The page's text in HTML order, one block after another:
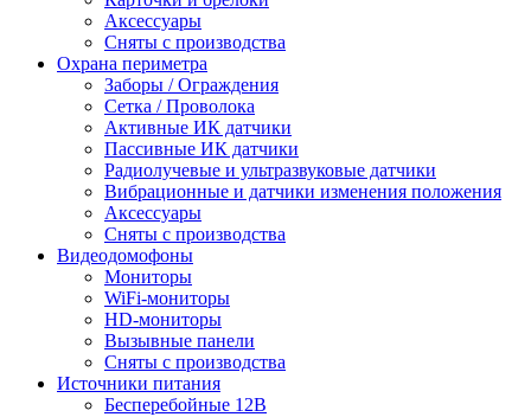
Аксессуары
Сняты с производства
Охрана периметра
Заборы / Ограждения
Сетка / Проволока
Активные ИК датчики
Пассивные ИК датчики
Радиолучевые и ультразвуковые датчики
Вибрационные и датчики изменения положения
Аксессуары
Сняты с производства
Видеодомофоны
Мониторы
WiFi-мониторы
HD-мониторы
Вызывные панели
Сняты с производства
Источники питания
Бесперебойные 12В